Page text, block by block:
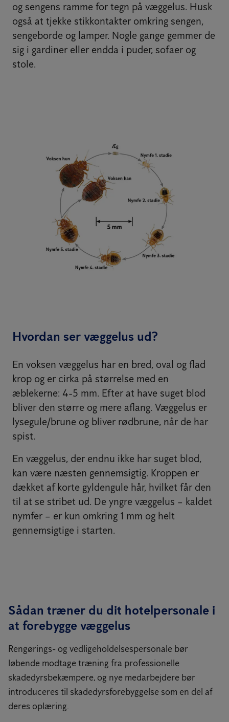
og sengens ramme for tegn på væggelus. Husk
også at tjekke stikkontakter omkring sengen,
sengeborde og lamper. Nogle gange gemmer de
sig i gardiner eller endda i puder, sofaer og
stole.
Hvordan ser væggelus ud?
En voksen væggelus har en bred, oval og flad
krop og er cirka på størrelse med en
æblekerne: 4-5 mm. Efter at have suget blod
bliver den større og mere aflang. Væggelus er
lysegule/brune og bliver rødbrune, når de har
spist.
En væggelus, der endnu ikke har suget blod,
kan være næsten gennemsigtig. Kroppen er
dækket af korte gyldengule hår, hvilket får den
til at se stribet ud. De yngre væggelus – kaldet
nymfer – er kun omkring 1 mm og helt
gennemsigtige i starten.
Sådan træner du dit hotelpersonale i
at forebygge væggelus
Rengørings- og vedligeholdelsespersonale bør
løbende modtage træning fra professionelle
skadedyrsbekæmpere, og nye medarbejdere bør
introduceres til skadedyrsforebyggelse som en del af
deres oplæring.